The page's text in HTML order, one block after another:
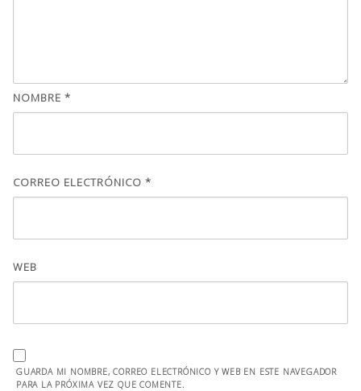
NOMBRE *
CORREO ELECTRÓNICO *
WEB
GUARDA MI NOMBRE, CORREO ELECTRÓNICO Y WEB EN ESTE NAVEGADOR
PARA LA PRÓXIMA VEZ QUE COMENTE.